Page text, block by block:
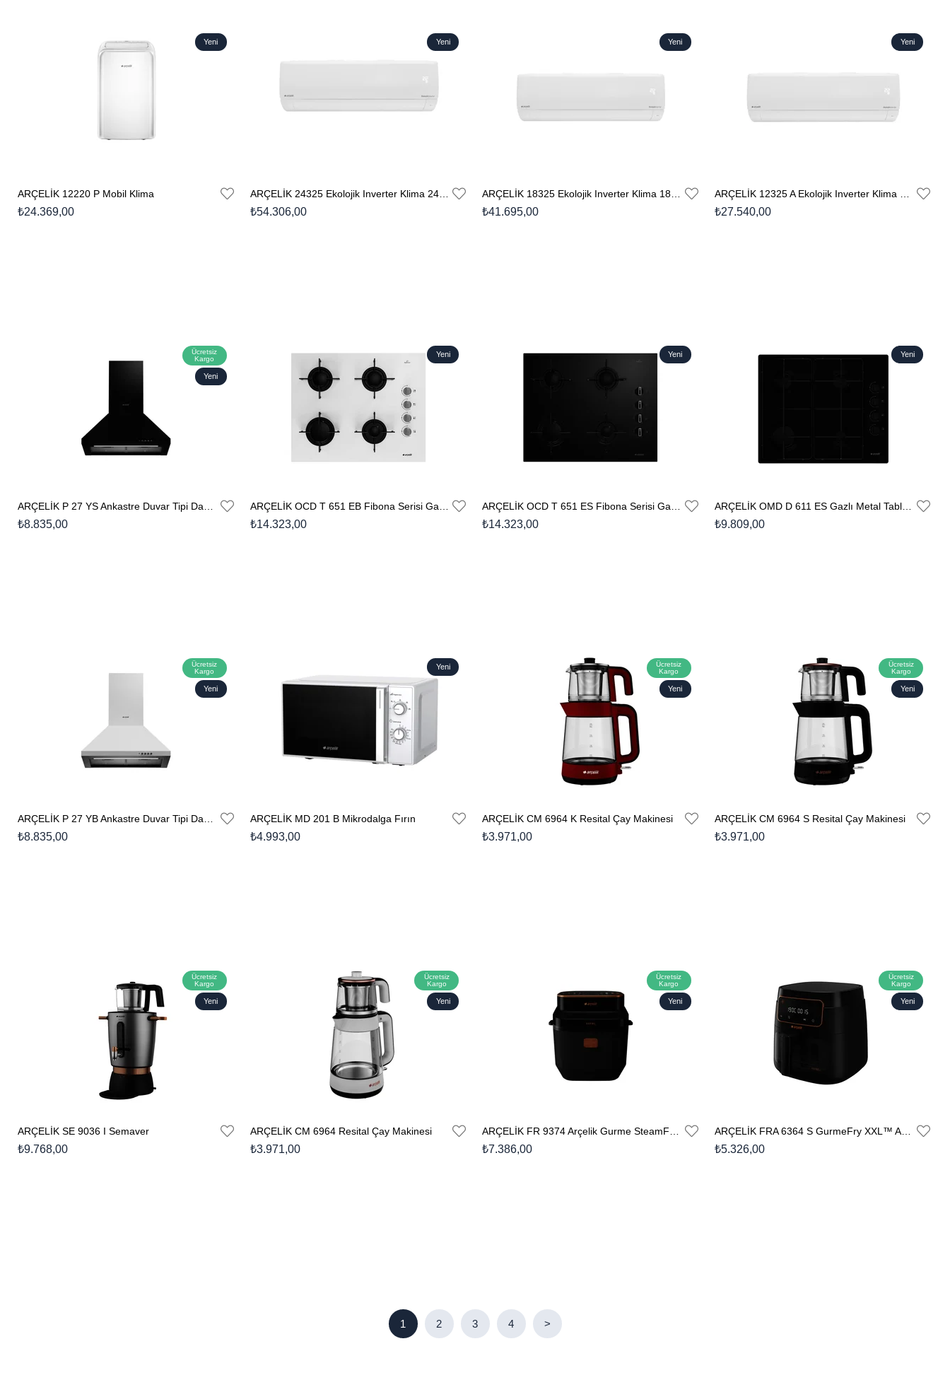
ARÇELİK 12220 P Mobil Klima
₺24.369,00
Yeni
ARÇELİK 24325 Ekolojik Inverter Klima 24.000 Btu/h Split Klima17 yorum
₺54.306,00
Yeni
₺41.695,00
Yeni
₺27.540,00
Yeni
₺8.835,00
Ücretsiz
Kargo
Yeni
₺14.323,00
Yeni
₺14.323,00
Yeni
ARÇELİK OMD D 611 ES Gazlı Metal Tablalı Ocak
₺9.809,00
Yeni
₺8.835,00
Ücretsiz
Kargo
Yeni
ARÇELİK MD 201 B Mikrodalga Fırın
₺4.993,00
Yeni
ARÇELİK CM 6964 K Resital Çay Makinesi
₺3.971,00
Ücretsiz
Kargo
Yeni
ARÇELİK CM 6964 S Resital Çay Makinesi
₺3.971,00
Ücretsiz
Kargo
Yeni
ARÇELİK SE 9036 I Semaver
₺9.768,00
Ücretsiz
Kargo
Yeni
ARÇELİK CM 6964 Resital Çay Makinesi
₺3.971,00
Ücretsiz
Kargo
Yeni
₺7.386,00
Ücretsiz
Kargo
Yeni
ARÇELİK FRA 6364 S GurmeFry XXL™️ Az Yağlı Fritöz
₺5.326,00
Ücretsiz
Kargo
Yeni
1 2 3 4 >